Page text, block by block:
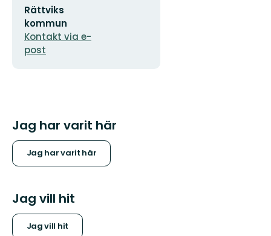
postadress
Rättviks
kommun
Kontakt via e-
post
Jag har varit här
Jag har varit här
Jag vill hit
Jag vill hit